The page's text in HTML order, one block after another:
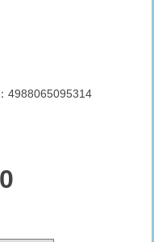
4988065095314